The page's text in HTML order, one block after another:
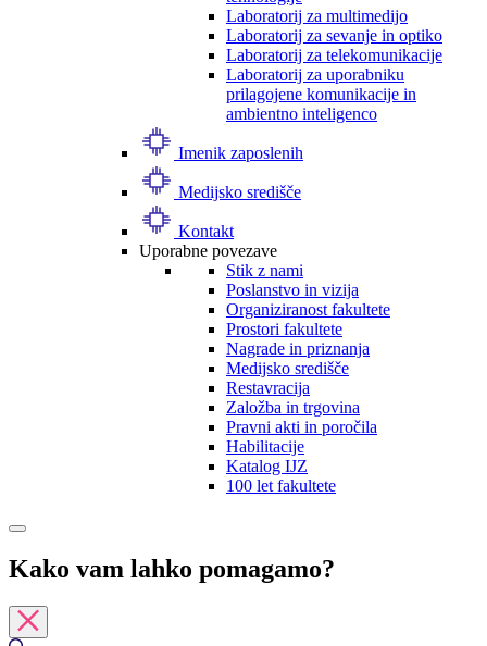
Laboratorij za multimedijo
Laboratorij za sevanje in optiko
Laboratorij za telekomunikacije
Laboratorij za uporabniku
prilagojene komunikacije in
ambientno inteligenco
Imenik zaposlenih
Medijsko središče
Kontakt
Uporabne povezave
Stik z nami
Poslanstvo in vizija
Organiziranost fakultete
Prostori fakultete
Nagrade in priznanja
Medijsko središče
Restavracija
Založba in trgovina
Pravni akti in poročila
Habilitacije
Katalog IJZ
100 let fakultete
Kako vam lahko pomagamo?